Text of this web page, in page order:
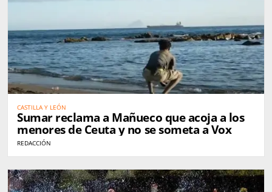
CASTILLA Y LEÓN
Sumar reclama a Mañueco que acoja a los
menores de Ceuta y no se someta a Vox
REDACCIÓN